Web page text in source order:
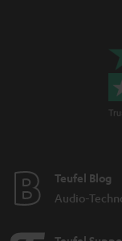
Teufel Blog
Audio-